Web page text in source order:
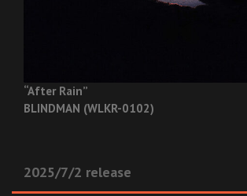
“After Rain”
BLINDMAN (WLKR-0102)
2025/7/2 release